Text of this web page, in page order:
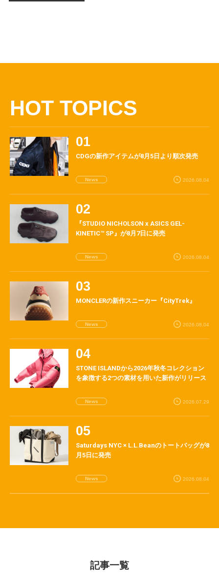
HOT TOPICS
CDGの新作アイテムが8月5日より順次発売
News 2026.08.04
『STUDIO NICHOLSON x ASICS GEL-
KINETIC™ SP』が8月7日に発売
News 2026.08.04
MONCLERの新作スニーカー『CityTrek』
News 2026.08.04
STONE ISLANDから2026年秋冬コレクション
を象徴する2つの素材を用いた新作がリリース
News 2026.07.29
Saturdays NYC × L.L.Beanのトートバッグが8
月5日に発売
News 2026.08.04
記事一覧